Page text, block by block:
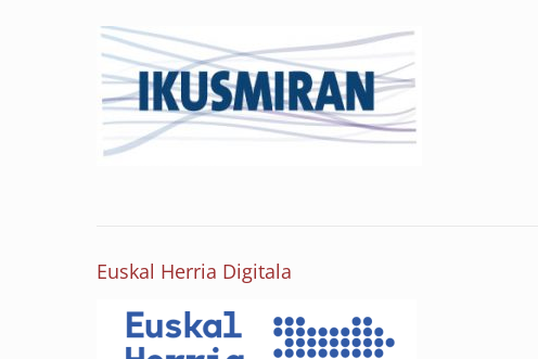
Euskal Herria Digitala